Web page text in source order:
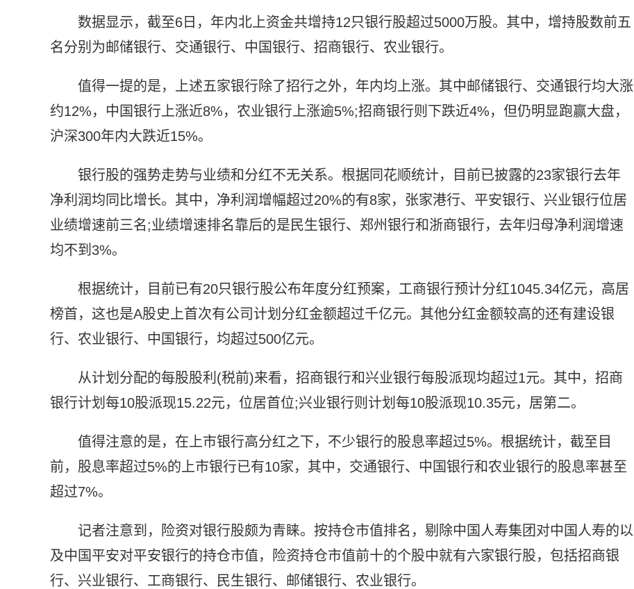
数据显示，截至6日，年内北上资金共增持12只银行股超过5000万股。其中，增持股数前五
名分别为邮储银行、交通银行、中国银行、招商银行、农业银行。
值得一提的是，上述五家银行除了招行之外，年内均上涨。其中邮储银行、交通银行均大涨
约12%，中国银行上涨近8%，农业银行上涨逾5%;招商银行则下跌近4%，但仍明显跑赢大盘，
沪深300年内大跌近15%。
银行股的强势走势与业绩和分红不无关系。根据同花顺统计，目前已披露的23家银行去年
净利润均同比增长。其中，净利润增幅超过20%的有8家，张家港行、平安银行、兴业银行位居
业绩增速前三名;业绩增速排名靠后的是民生银行、郑州银行和浙商银行，去年归母净利润增速
均不到3%。
根据统计，目前已有20只银行股公布年度分红预案，工商银行预计分红1045.34亿元，高居
榜首，这也是A股史上首次有公司计划分红金额超过千亿元。其他分红金额较高的还有建设银
行、农业银行、中国银行，均超过500亿元。
从计划分配的每股股利(税前)来看，招商银行和兴业银行每股派现均超过1元。其中，招商
银行计划每10股派现15.22元，位居首位;兴业银行则计划每10股派现10.35元，居第二。
值得注意的是，在上市银行高分红之下，不少银行的股息率超过5%。根据统计，截至目
前，股息率超过5%的上市银行已有10家，其中，交通银行、中国银行和农业银行的股息率甚至
超过7%。
记者注意到，险资对银行股颇为青睐。按持仓市值排名，剔除中国人寿集团对中国人寿的以
及中国平安对平安银行的持仓市值，险资持仓市值前十的个股中就有六家银行股，包括招商银
行、兴业银行、工商银行、民生银行、邮储银行、农业银行。